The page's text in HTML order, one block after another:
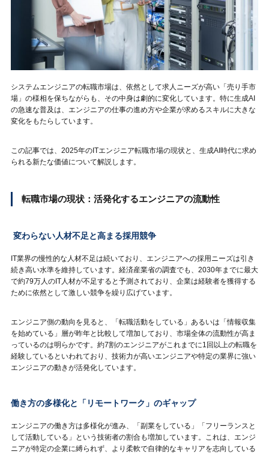
システムエンジニアの転職市場は、依然として求人ニーズが高い「売り手市
場」の様相を保ちながらも、その中身は劇的に変化しています。特に生成AI
の急速な普及は、エンジニアの仕事の進め方や企業が求めるスキルに大きな
変化をもたらしています。
この記事では、2025年のITエンジニア転職市場の現状と、生成AI時代に求め
られる新たな価値について解説します。
転職市場の現状：活発化するエンジニアの流動性
変わらない人材不足と高まる採用競争
IT業界の慢性的な人材不足は続いており、エンジニアへの採用ニーズは引き
続き高い水準を維持しています。経済産業省の調査でも、2030年までに最大
で約79万人のIT人材が不足すると予測されており、企業は経験者を獲得する
ために依然として激しい競争を繰り広げています。
エンジニア側の動向を見ると、「転職活動をしている」あるいは「情報収集
を始めている」層が昨年と比較して増加しており、市場全体の流動性が高ま
っているのは明らかです。約7割のエンジニアがこれまでに1回以上の転職を
経験しているといわれており、技術力が高いエンジニアや特定の業界に強い
エンジニアの動きが活発化しています。
働き方の多様化と「リモートワーク」のギャップ
エンジニアの働き方は多様化が進み、「副業をしている」「フリーランスと
して活動している」という技術者の割合も増加しています。これは、エンジ
ニアが特定の企業に縛られず、より柔軟で自律的なキャリアを志向している